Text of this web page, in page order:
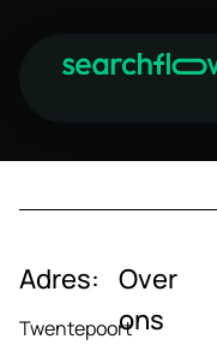
Adres:
Twentepoort
Over
ons